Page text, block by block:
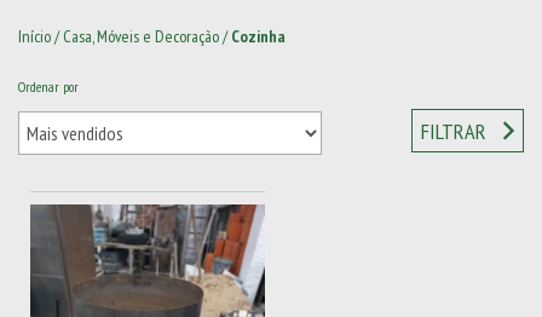
Início/ Casa, Móveis e Decoração/ Cozinha
Ordenar por
FILTRAR